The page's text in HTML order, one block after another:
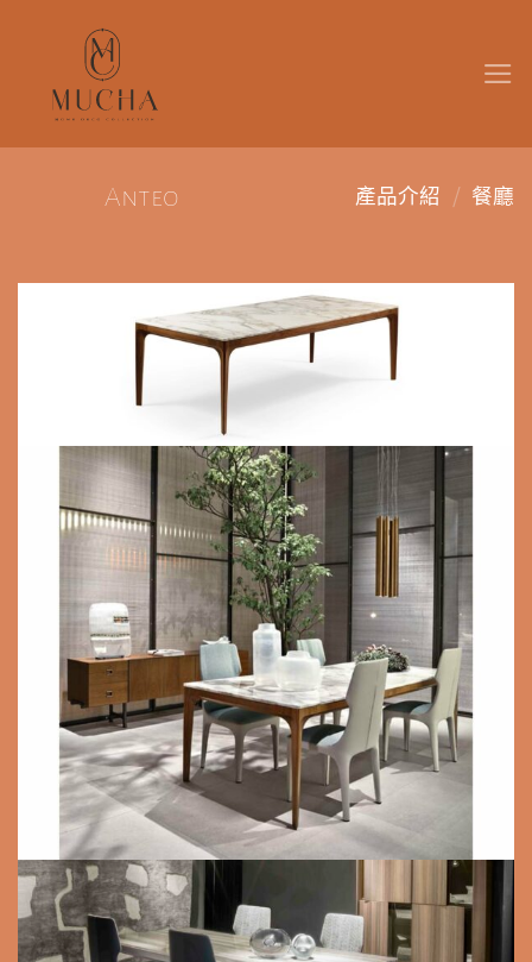
content
Anteo 產品介紹 / 餐廳